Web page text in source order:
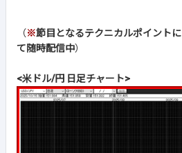
（※節目となるテクニカルポイント
て随時配信中）
<米ドル/円 日足チャート>